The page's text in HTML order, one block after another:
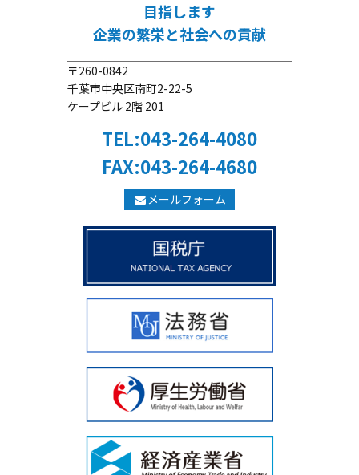
目指します
企業の繁栄と社会への貢献
〒260-0842
千葉市中央区南町2-22-5
ケープビル 2階 201
TEL:043-264-4080
FAX:043-264-4680
メールフォーム